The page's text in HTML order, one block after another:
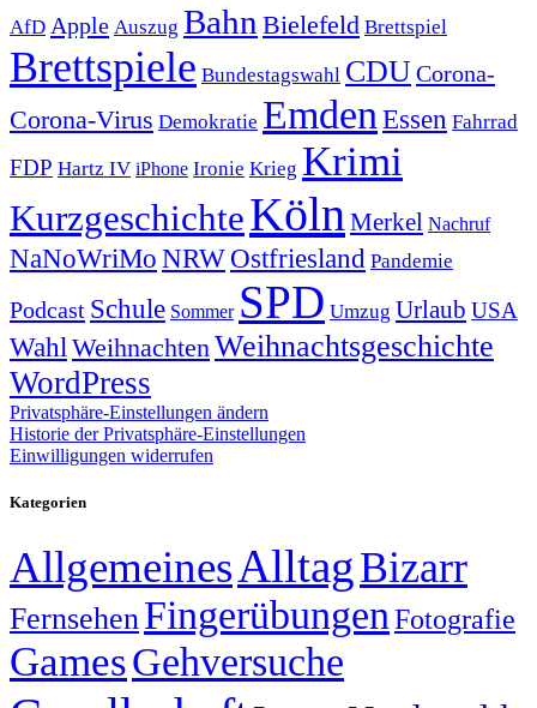
AfD Apple Auszug Bahn Bielefeld Brettspiel
Brettspiele Bundestagswahl CDUCorona-
Corona-Virus Demokratie Emden Essen Fahrrad
FDP Hartz IV iPhone Ironie Krieg Krimi
KurzgeschichteKöln Merkel Nachruf
NaNoWriMo NRWOstfriesland Pandemie
Podcast Schule Sommer SPD Umzug Urlaub USA
Wahl Weihnachten Weihnachtsgeschichte
WordPress
Privatsphäre-Einstellungen ändern
Historie der Privatsphäre-Einstellungen
Einwilligungen widerrufen
Kategorien
AllgemeinesAlltagBizarr
FernsehenFingerübungen Fotografie
GamesGehversuche